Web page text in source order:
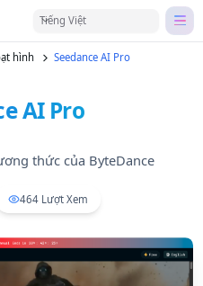
Tiếng Việt
hình Seedance AI Pro
AI Pro
thức của ByteDance
464 Lượt Xem